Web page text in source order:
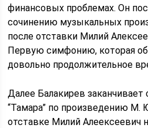
финансовых проблемах. Он
сочинению музыкальных
после отставки Милий
Первую симфонию, которая
довольно продолжительное
Далее Балакирев
“Тамара” по произведению М.
отставке Милий Алеексеевич